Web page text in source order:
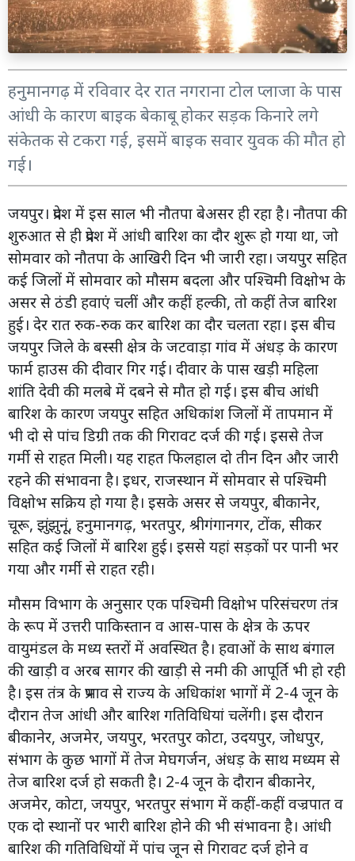
हनुमानगढ़ में रविवार देर रात नगराना टोल प्लाजा के पास
आंधी के कारण बाइक बेकाबू होकर सड़क किनारे लगे
संकेतक से टकरा गई, इसमें बाइक सवार युवक की मौत हो
गई।
जयपुर। प्रदेश में इस साल भी नौतपा बेअसर ही रहा है। नौतपा की
शुरुआत से ही प्रदेश में आंधी बारिश का दौर शुरू हो गया था, जो
सोमवार को नौतपा के आखिरी दिन भी जारी रहा। जयपुर सहित
कई जिलों में सोमवार को मौसम बदला और पश्चिमी विक्षोभ के
असर से ठंडी हवाएं चलीं और कहीं हल्की, तो कहीं तेज बारिश
हुई। देर रात रुक-रुक कर बारिश का दौर चलता रहा। इस बीच
जयपुर जिले के बस्सी क्षेत्र के जटवाड़ा गांव में अंधड़ के कारण
फार्म हाउस की दीवार गिर गई। दीवार के पास खड़ी महिला
शांति देवी की मलबे में दबने से मौत हो गई। इस बीच आंधी
बारिश के कारण जयपुर सहित अधिकांश जिलों में तापमान में
भी दो से पांच डिग्री तक की गिरावट दर्ज की गई। इससे तेज
गर्मी से राहत मिली। यह राहत फिलहाल दो तीन दिन और जारी
रहने की संभावना है। इधर, राजस्थान में सोमवार से पश्चिमी
विक्षोभ सक्रिय हो गया है। इसके असर से जयपुर, बीकानेर,
चूरू, झुंझुनूं, हनुमानगढ़, भरतपुर, श्रीगंगानगर, टोंक, सीकर
सहित कई जिलों में बारिश हुई। इससे यहां सड़कों पर पानी भर
गया और गर्मी से राहत रही।
मौसम विभाग के अनुसार एक पश्चिमी विक्षोभ परिसंचरण तंत्र
के रूप में उत्तरी पाकिस्तान व आस-पास के क्षेत्र के ऊपर
वायुमंडल के मध्य स्तरों में अवस्थित है। हवाओं के साथ बंगाल
की खाड़ी व अरब सागर की खाड़ी से नमी की आपूर्ति भी हो रही
है। इस तंत्र के प्रभाव से राज्य के अधिकांश भागों में 2-4 जून के
दौरान तेज आंधी और बारिश गतिविधियां चलेंगी। इस दौरान
बीकानेर, अजमेर, जयपुर, भरतपुर कोटा, उदयपुर, जोधपुर,
संभाग के कुछ भागों में तेज मेघगर्जन, अंधड़ के साथ मध्यम से
तेज बारिश दर्ज हो सकती है। 2-4 जून के दौरान बीकानेर,
अजमेर, कोटा, जयपुर, भरतपुर संभाग में कहीं-कहीं वज्रपात व
एक दो स्थानों पर भारी बारिश होने की भी संभावना है। आंधी
बारिश की गतिविधियों में पांच जून से गिरावट दर्ज होने व